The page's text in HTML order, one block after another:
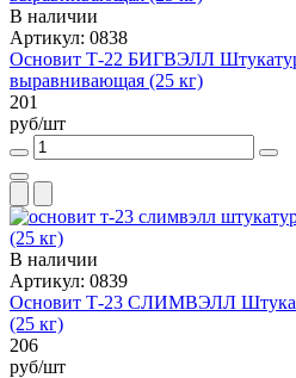
В наличии
Артикул: 0838
Основит Т-22 БИГВЭЛЛ
выравнивающая (25 кг)
201
руб/шт
В наличии
Артикул: 0839
Основит Т-23 СЛИМВЭЛЛ
(25 кг)
206
руб/шт